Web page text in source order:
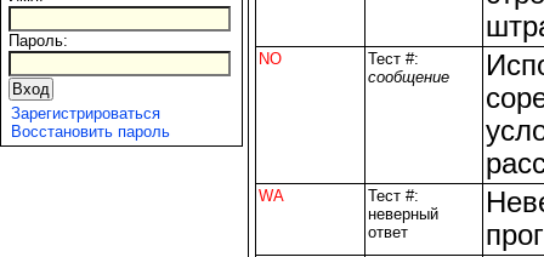
Пароль:
Вход
Зарегистрироваться
Восстановить пароль
NO
Тест #:
сообщение
WA
Тест #:
неверный
ответ